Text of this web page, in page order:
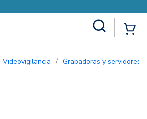
Videovigilancia / Grabadoras y servidores